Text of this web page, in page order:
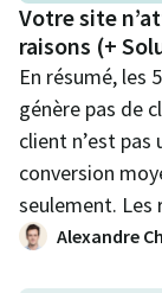
Votre site
raisons (+
En résumé, les
génère pas de
client n’est
conversion
seulement. Les
Alexandre